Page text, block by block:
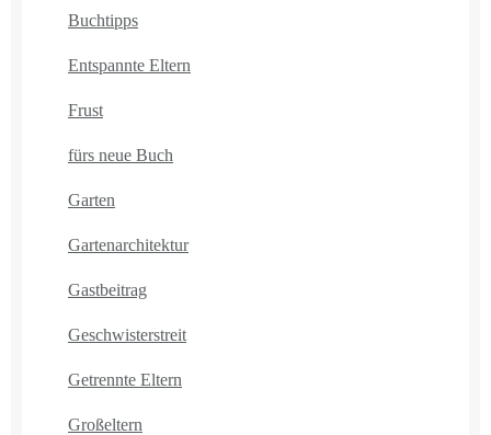
Buchtipps
Entspannte Eltern
Frust
fürs neue Buch
Garten
Gartenarchitektur
Gastbeitrag
Geschwisterstreit
Getrennte Eltern
Großeltern